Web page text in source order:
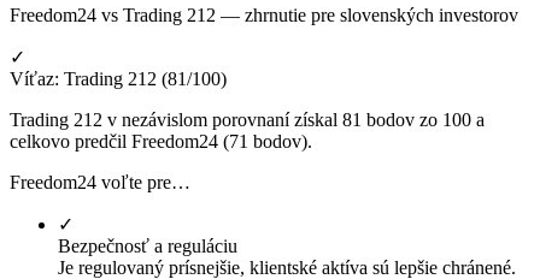
Freedom24 vs Trading 212 — zhrnutie pre slovenských investorov
✓
Víťaz: Trading 212 (81/100)
Trading 212 v nezávislom porovnaní získal 81 bodov zo 100 a
celkovo predčil Freedom24 (71 bodov).
Freedom24 voľte pre…
✓
Bezpečnosť a reguláciu
Je regulovaný prísnejšie, klientské aktíva sú lepšie chránené.